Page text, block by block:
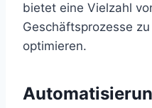
bietet eine Vielzahl
Geschäftsprozesse
optimieren.